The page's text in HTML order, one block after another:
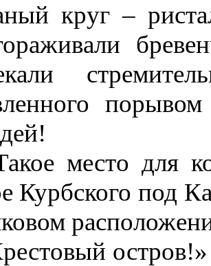
круг –
место для
Курбского под